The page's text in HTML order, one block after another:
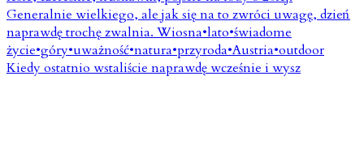
Kiedy ostatnio wstaliście naprawdę wcześnie i wysz